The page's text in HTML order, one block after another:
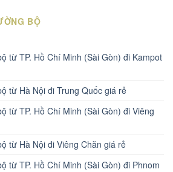
BỘ
từ TP. Hồ Chí Minh (Sài Gòn) đi Kampot
từ Hà Nội đi Trung Quốc giá rẻ
từ TP. Hồ Chí Minh (Sài Gòn) đi Viêng
từ Hà Nội đi Viêng Chăn giá rẻ
từ TP. Hồ Chí Minh (Sài Gòn) đi Phnom